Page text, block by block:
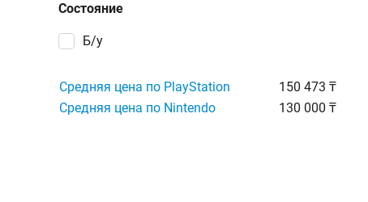
Состояние
Б/у
Средняя цена по PlayStation
150 473 ₸
Средняя цена по Nintendo
130 000 ₸